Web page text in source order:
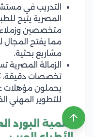
التدريب في
المصرية يتيح
متخصصين وزملاء
مما يفتح المجال
مشاريع بحثية.
الزمالة المصرية
تخصصات دقيقة،
يحملون مؤهلات
للتطوير المهني
أهمية البورد